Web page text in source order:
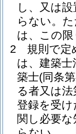
し、又は
らない。
は、この
2
規則で定
は、建築士
築士(同条
る者又は
登録を受
関し必要